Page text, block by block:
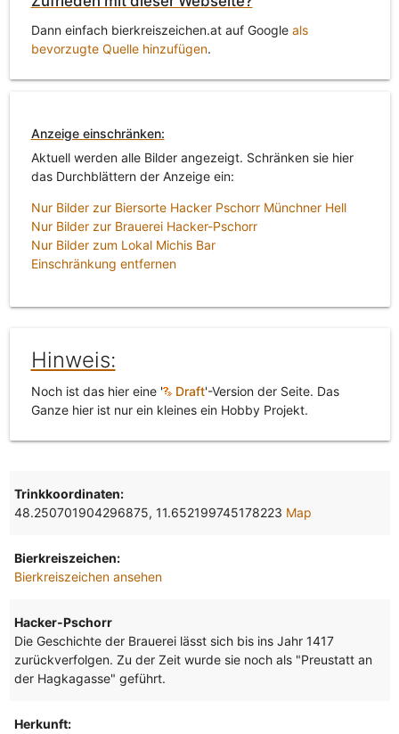
Dann einfach bierkreiszeichen.at auf Google als
bevorzugte Quelle hinzufügen.
Anzeige einschränken:
Aktuell werden alle Bilder angezeigt. Schränken sie hier
das Durchblättern der Anzeige ein:
Nur Bilder zur Biersorte Hacker Pschorr Münchner Hell
Nur Bilder zur Brauerei Hacker-Pschorr
Nur Bilder zum Lokal Michis Bar
Einschränkung entfernen
Hinweis:
Noch ist das hier eine ' Draft'-Version der Seite. Das
Ganze hier ist nur ein kleines ein Hobby Projekt.
Trinkkoordinaten:
48.250701904296875, 11.652199745178223 Map
Bierkreiszeichen:
Bierkreiszeichen ansehen
Hacker-Pschorr
Die Geschichte der Brauerei lässt sich bis ins Jahr 1417
zurückverfolgen. Zu der Zeit wurde sie noch als "Preustatt an
der Hagkagasse" geführt.
Herkunft: